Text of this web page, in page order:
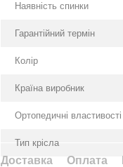
Наявність спинки
Гарантійний термін
Колір
Країна виробник
Ортопедичні властивості
Тип крісла
Доставка Оплата